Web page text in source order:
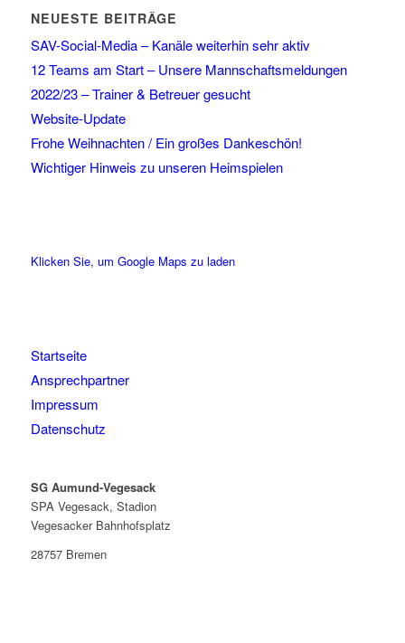
NEUESTE BEITRÄGE
SAV-Social-Media – Kanäle weiterhin sehr aktiv
12 Teams am Start – Unsere Mannschaftsmeldungen
2022/23 – Trainer & Betreuer gesucht
Website-Update
Frohe Weihnachten / Ein großes Dankeschön!
Wichtiger Hinweis zu unseren Heimspielen
Klicken Sie, um Google Maps zu laden
Startseite
Ansprechpartner
Impressum
Datenschutz
SG Aumund-Vegesack
SPA Vegesack, Stadion
Vegesacker Bahnhofsplatz
28757 Bremen